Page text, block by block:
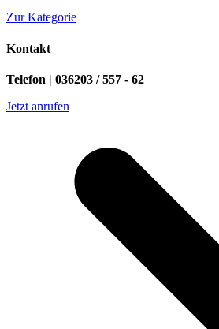
Zur Kategorie
Kontakt
Telefon | 036203 / 557 - 62
Jetzt anrufen